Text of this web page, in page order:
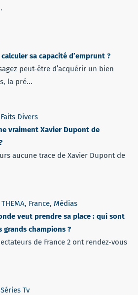
sa capacité d’emprunt ?
peut-être d’acquérir un bien
la pré...
Faits Divers
vraiment Xavier Dupont de
aucune trace de Xavier Dupont de
THEMA, France, Médias
veut prendre sa place : qui sont
grands champions ?
de France 2 ont rendez-vous
Séries Tv